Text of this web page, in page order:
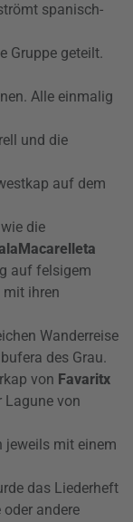
spanisch-
Gruppe geteilt.
Alle einmalig
und die
auf dem
die
Macarelleta
auf felsigem
mit ihren
Wanderreise
des Grau.
von Favaritx
Lagune von
jeweils mit einem
das Liederheft
andere